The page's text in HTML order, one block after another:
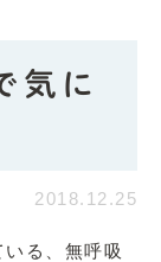
気に
2018.12.25
る、無呼吸